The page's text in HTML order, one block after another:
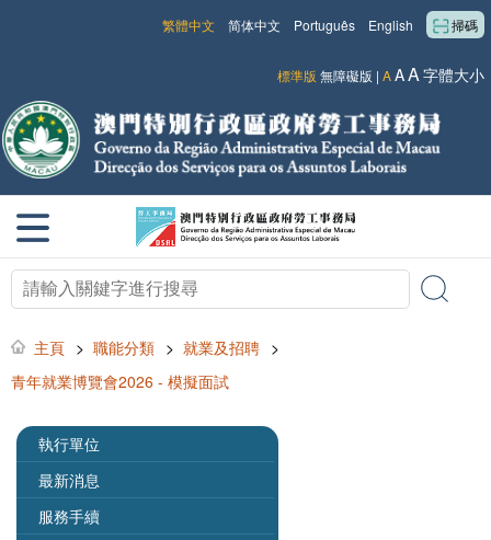
掃碼
English
Português
简体中文
繁體中文
標準版 無障礙版 | AAA字體大小
主頁 > 職能分類 > 就業及招聘 >
青年就業博覽會2026 - 模擬面試
執行單位
最新消息
服務手續